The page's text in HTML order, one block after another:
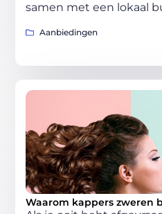
samen met een lokaal
Aanbiedingen
Waarom kappers zweren